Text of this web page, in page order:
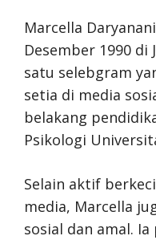
Marcella
Desember 1990 di
satu selebgram
setia di media
belakang
Psikologi
Selain aktif
media, Marcella
sosial dan amal.